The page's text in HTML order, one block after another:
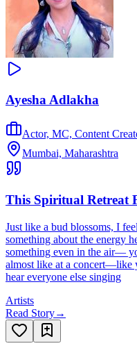
Ayesha Adlakha
Actor, MC, Content
Mumbai, Maharashtra
This Spiritual Retreat
Just like a bud blossoms, I
something about the energy
something even in the air—
almost like at a concert—like
hear everyone else singing
Artists
Read Story→